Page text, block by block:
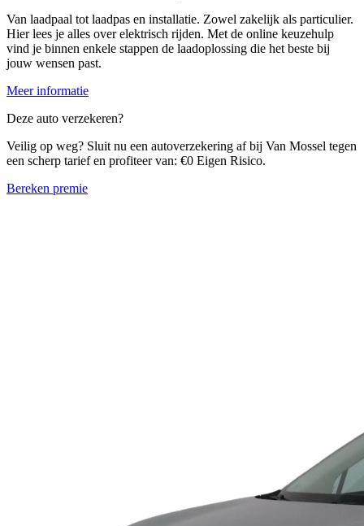
Van laadpaal tot laadpas en installatie. Zowel zakelijk als particulier.
Hier lees je alles over elektrisch rijden. Met de online keuzehulp
vind je binnen enkele stappen de laadoplossing die het beste bij
jouw wensen past.
Meer informatie
Deze auto verzekeren?
Veilig op weg? Sluit nu een autoverzekering af bij Van Mossel tegen
een scherp tarief en profiteer van: €0 Eigen Risico.
Bereken premie